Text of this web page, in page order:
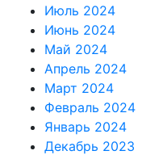
Июль 2024
Июнь 2024
Май 2024
Апрель 2024
Март 2024
Февраль 2024
Январь 2024
Декабрь 2023